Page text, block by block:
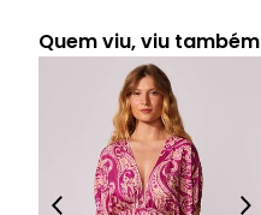
Quem viu, viu também